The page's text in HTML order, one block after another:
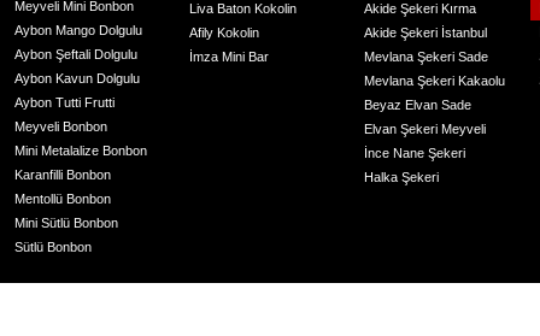
Meyveli Mini Bonbon
Aybon Mango Dolgulu
Aybon Şeftali Dolgulu
Aybon Kavun Dolgulu
Aybon Tutti Frutti
Meyveli Bonbon
Mini Metalalize Bonbon
Karanfilli Bonbon
Mentollü Bonbon
Mini Sütlü Bonbon
Sütlü Bonbon
Liva Baton Kokolin
Afily Kokolin
İmza Mini Bar
Akide Şekeri Kırma
Akide Şekeri İstanbul
Mevlana Şekeri Sade
Mevlana Şekeri Kakaolu
Beyaz Elvan Sade
Elvan Şekeri Meyveli
İnce Nane Şekeri
Halka Şekeri